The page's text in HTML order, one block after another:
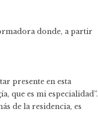
donde, a partir
presente en esta
que es mi especialidad”.
de la residencia, es